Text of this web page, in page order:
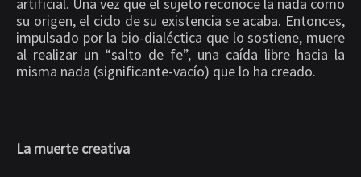
su origen, el ciclo de su existencia se acaba. Entonces,
impulsado por la bio-dialéctica que lo sostiene, muere
al realizar un “salto de fe”, una caída libre hacia la
misma nada (significante-vacío) que lo ha creado.
La muerte creativa